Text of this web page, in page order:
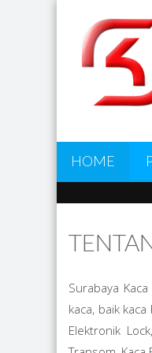
HOME
Surabaya
kaca, baik
Elektronik